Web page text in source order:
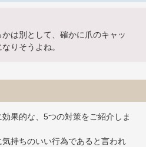
は別として、確かに爪のキャッ
りそうよね。
果的な、5つの対策をご紹介しま
持ちのいい行為であると言われ